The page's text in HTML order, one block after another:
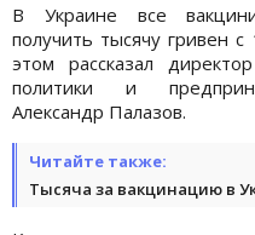
В Украине все
получить тысячу гривен
этом рассказал
политики и
Александр Палазов.
Читайте также:
Тысяча за вакцинацию в